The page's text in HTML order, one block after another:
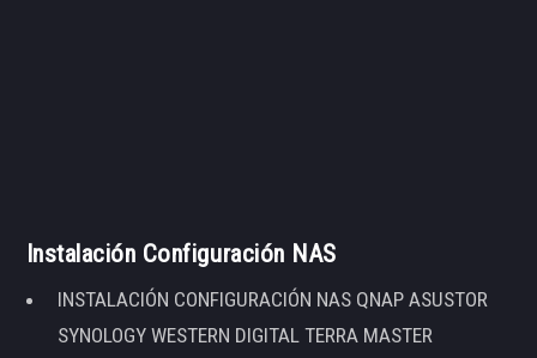
Instalación Configuración NAS
INSTALACIÓN CONFIGURACIÓN NAS QNAP ASUSTOR
SYNOLOGY WESTERN DIGITAL TERRA MASTER